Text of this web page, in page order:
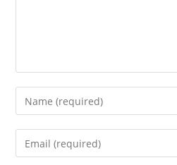
Enter
your
name
Enter
your